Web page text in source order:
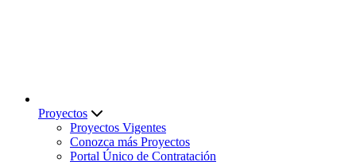
Proyectos
Proyectos Vigentes
Conozca más Proyectos
Portal Único de Contratación